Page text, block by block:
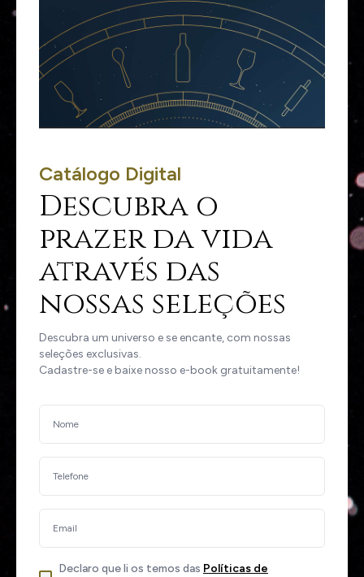
Catálogo Digital
Descubra o
prazer da vida
através das
nossas seleções
Descubra um universo e se encante, com nossas
seleções exclusivas.
Cadastre-se e baixe nosso e-book gratuitamente!
Declaro que li os temos das Políticas de